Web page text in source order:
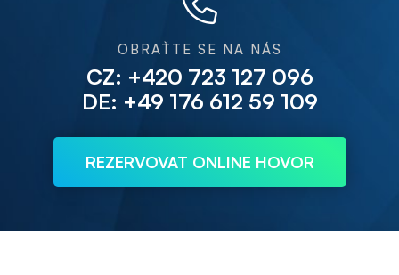
OBRAŤTE SE NA NÁS
CZ: +420 723 127 096
DE: +49 176 612 59 109
REZERVOVAT ONLINE HOVOR